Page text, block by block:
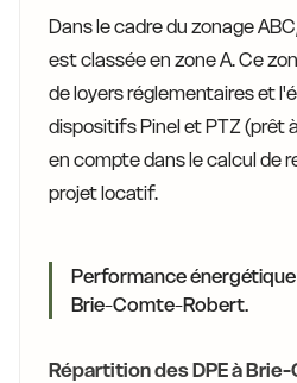
Dans le cadre du zonage
est classée en zone A. Ce
de loyers réglementaires et
dispositifs Pinel et PTZ (prêt
en compte dans le calcul de
projet locatif.
Performance
Brie-Comte-Robert.
Répartition des DPE à